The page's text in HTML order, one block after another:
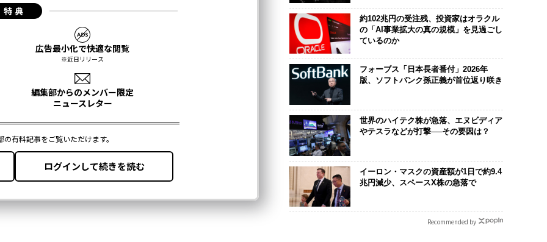
約102兆円の受注残、投資家はオラクル
の「AI事業拡大の真の規模」を見過ごし
ているのか
フォーブス「日本長者番付」2026年
版、ソフトバンク孫正義が首位返り咲き
世界のハイテク株が急落、エヌビディア
やテスラなどが打撃──その要因は？
イーロン・マスクの資産額が1日で約9.4
兆円減少、スペースX株の急落で
Recommended by